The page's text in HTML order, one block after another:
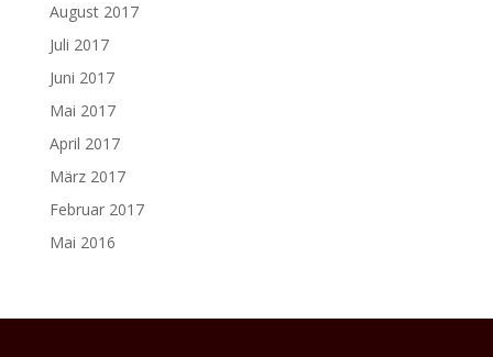
August 2017
Juli 2017
Juni 2017
Mai 2017
April 2017
März 2017
Februar 2017
Mai 2016